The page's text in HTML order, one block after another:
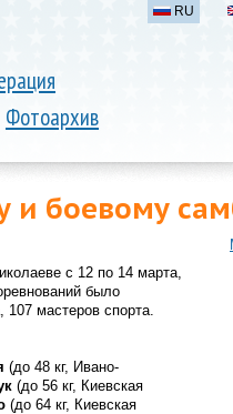
Фотоархив
RU
и боевому
с 12 по 14 марта,
было
107 мастеров спорта.
(до 48 кг, Ивано-
(до 56 кг, Киевская
(до 64 кг, Киевская